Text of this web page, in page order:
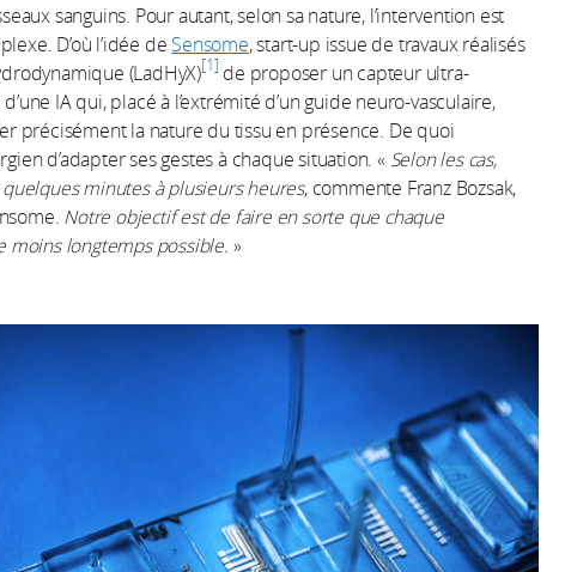
sanguins. Pour autant, selon sa nature, l’intervention est
D’où l’idée de Sensome, start-up issue de travaux réalisés
(LadHyX) 1 de proposer un capteur ultra-
IA qui, placé à l’extrémité d’un guide neuro-vasculaire,
précisément la nature du tissu en présence. De quoi
d’adapter ses gestes à chaque situation. « Selon les cas,
minutes à plusieurs heures, commente Franz Bozsak,
Notre objectif est de faire en sorte que chaque
moins longtemps possible. »